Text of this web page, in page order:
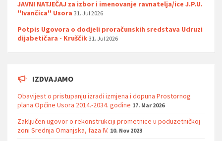
JAVNI NATJEČAJ za izbor i imenovanje ravnatelja/ice J.P.U.
''Ivančica'' Usora 31. Jul 2026
Potpis Ugovora o dodjeli proračunskih sredstava Udruzi
dijabetičara - Kruščik 31. Jul 2026
IZDVAJAMO
Obavijest o pristupanju izradi izmjena i dopuna Prostornog
plana Općine Usora 2014.-2034. godine 17. Mar 2026
Zaključen ugovor o rekonstrukciji prometnice u poduzetničkoj
zoni Srednja Omanjska, faza IV. 10. Nov 2023